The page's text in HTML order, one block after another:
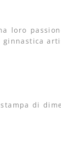
loro
ginnastica
di